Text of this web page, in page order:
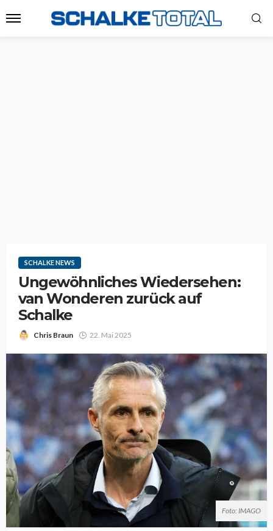
SCHALKE NEWS
Ungewöhnliches Wiedersehen:
van Wonderen zurück auf
Schalke
Chris Braun 22. Mai 2025
Foto: IMAGO